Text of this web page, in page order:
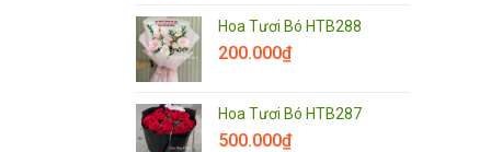
Hoa Tươi Bó HTB288
200.000₫
Hoa Tươi Bó HTB287
500.000₫